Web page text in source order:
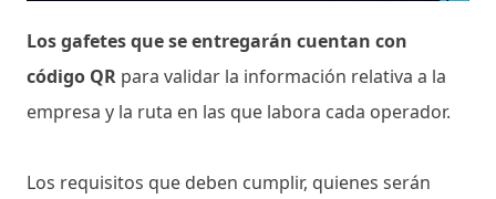
Los gafetes que se entregarán cuentan con
código QR para validar la información relativa a la
empresa y la ruta en las que labora cada operador.
Los requisitos que deben cumplir, quienes serán